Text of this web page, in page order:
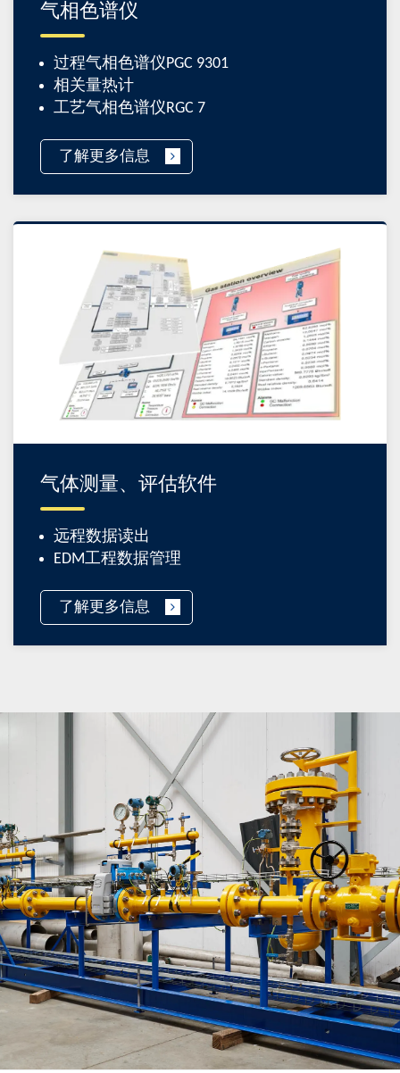
气相色谱仪
过程气相色谱仪PGC 9301
相关量热计
工艺气相色谱仪RGC 7
了解更多信息
气体测量、评估软件
远程数据读出
EDM工程数据管理
了解更多信息